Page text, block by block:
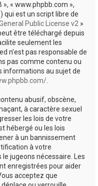
», « www.phpbb.com »,
qui est un script libre de
Public License v2 »
être téléchargé depuis
seulement les
n’est pas responsable de
pas comme contenu ou
informations au sujet de
.
abusif, obscène,
à caractère sexuel
les lois de votre
hébergé ou les lois
à un bannissement
à votre
jugeons nécessaire. Les
enregistrées pour aider
acceptez que